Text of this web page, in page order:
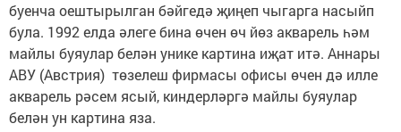
буенча оештырылган бәйгедә җиңеп чыгарга насыйп
була. 1992 елда әлеге бина өчен өч йөз акварель һәм
майлы буяулар белән унике картина иҗат итә. Аннары
АВУ (Австрия) төзелеш фирмасы офисы өчен дә илле
акварель рәсем ясый, киндерләргә майлы буяулар
белән ун картина яза.